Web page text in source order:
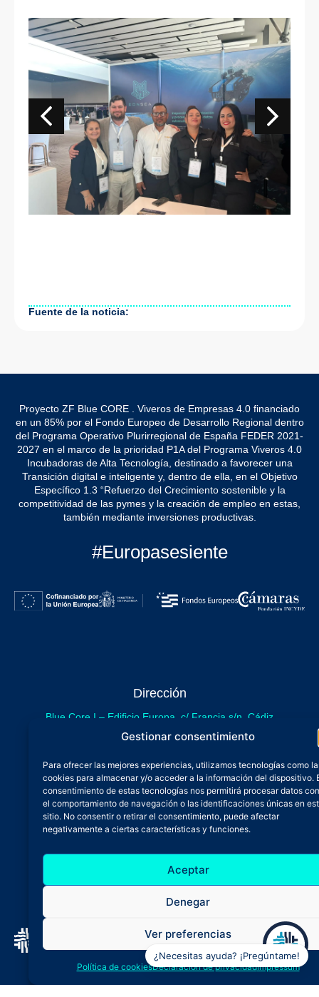
Gestionar consentimiento
Para ofrecer las mejores experiencias, utilizamos tecnologías como
cookies para almacenar y/o acceder a la información del dispositivo.
consentimiento de estas tecnologías nos permitirá procesar datos
el comportamiento de navegación o las identificaciones únicas en
sitio. No consentir o retirar el consentimiento, puede afectar
negativamente a ciertas características y funciones.
Aceptar
Denegar
Ver preferencias
Política de cookiesDeclaración de privacidadImpressum
Fuente de la noticia:
Proyecto ZF Blue CORE . Viveros de Empresas 4.0 financiado
en un 85% por el Fondo Europeo de Desarrollo Regional dentro
del Programa Operativo Plurirregional de España FEDER 2021-
2027 en el marco de la prioridad P1A del Programa Viveros 4.0
Incubadoras de Alta Tecnología, destinado a favorecer una
Transición digital e inteligente y, dentro de ella, en el Objetivo
Específico 1.3 “Refuerzo del Crecimiento sostenible y la
competitividad de las pymes y la creación de empleo en estas,
también mediante inversiones productivas.
#Europasesiente
Dirección
Blue Core I – Edificio Europa, c/ Francia s/n. Cádiz
sede provisional de Blue Core - Incubazul
próximamente.
Teléfono y Whatsapp
600 515 071
De lunes a viernes
Oficina 24/7
Atención continuada
Email
admin@zfbluecore.es
Aviso legalPolítica de privacidad
Política de cookies
¿Necesitas ayuda? ¡Pregúntame!